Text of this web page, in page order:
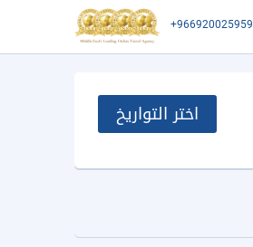
+966920025959
اختر التواريخ